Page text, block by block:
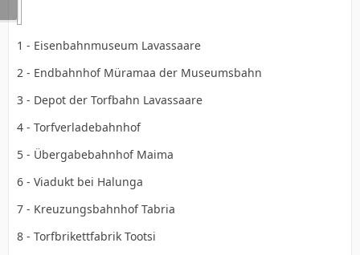
1 - Eisenbahnmuseum Lavassaare
2 - Endbahnhof Müramaa der Museumsbahn
3 - Depot der Torfbahn Lavassaare
4 - Torfverladebahnhof
5 - Übergabebahnhof Maima
6 - Viadukt bei Halunga
7 - Kreuzungsbahnhof Tabria
8 - Torfbrikettfabrik Tootsi